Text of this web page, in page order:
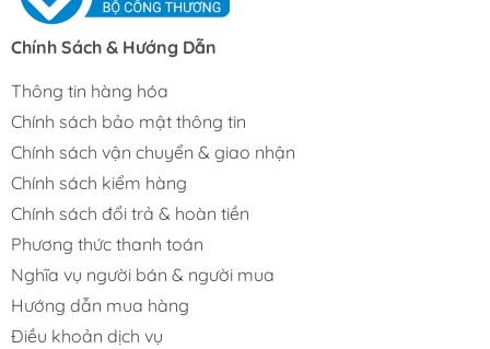
Chính Sách & Hướng Dẫn
Thông tin hàng hóa
Chính sách bảo mật thông tin
Chính sách vận chuyển & giao nhận
Chính sách kiểm hàng
Chính sách đổi trả & hoàn tiền
Phương thức thanh toán
Nghĩa vụ người bán & người mua
Hướng dẫn mua hàng
Điều khoản dịch vụ